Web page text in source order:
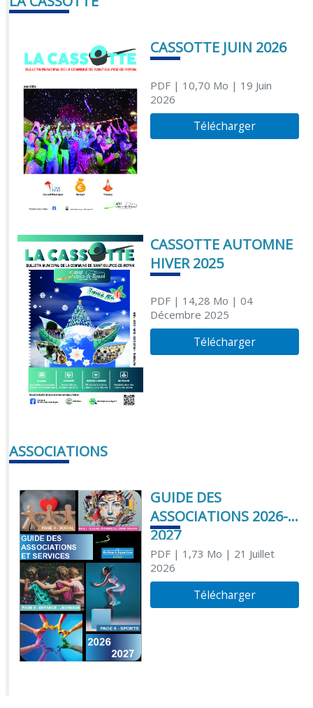
CASSOTTE JUIN 2026
PDF| 10,70 Mo | 19 Juin
2026
Télécharger
CASSOTTE AUTOMNE
HIVER 2025
PDF| 14,28 Mo | 04
Décembre 2025
Télécharger
ASSOCIATIONS
GUIDE DES
ASSOCIATIONS 2026-
2027
PDF| 1,73 Mo | 21 Juillet
2026
Télécharger